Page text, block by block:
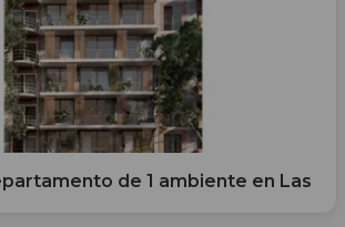
de 1 ambiente en Las